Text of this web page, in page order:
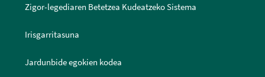
Zigor-legediaren Betetzea Kudeatzeko Sistema
Irisgarritasuna
Jardunbide egokien kodea